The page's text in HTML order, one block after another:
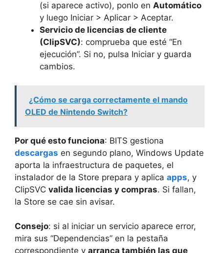
(si aparece activo), ponlo en Automático
y luego Iniciar > Aplicar > Aceptar.
Servicio de licencias de cliente
(ClipSVC): comprueba que esté “En
ejecución”. Si no, pulsa Iniciar y guarda
cambios.
¿Cómo se carga correctamente el mando
OLED de Nintendo Switch?
Por qué esto funciona: BITS gestiona
descargas en segundo plano, Windows Update
aporta la infraestructura de paquetes, el
instalador de la Store prepara y aplica apps, y
ClipSVC valida licencias y compras. Si fallan,
la Store se cae sin avisar.
Consejo: si al iniciar un servicio aparece error,
mira sus “Dependencias” en la pestaña
correspondiente y arranca también las que